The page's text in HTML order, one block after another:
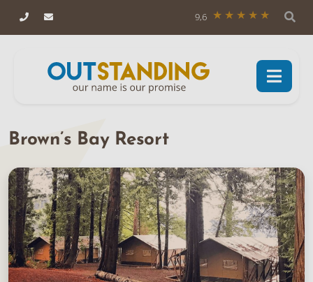
9,6
Brown’s Bay Resort